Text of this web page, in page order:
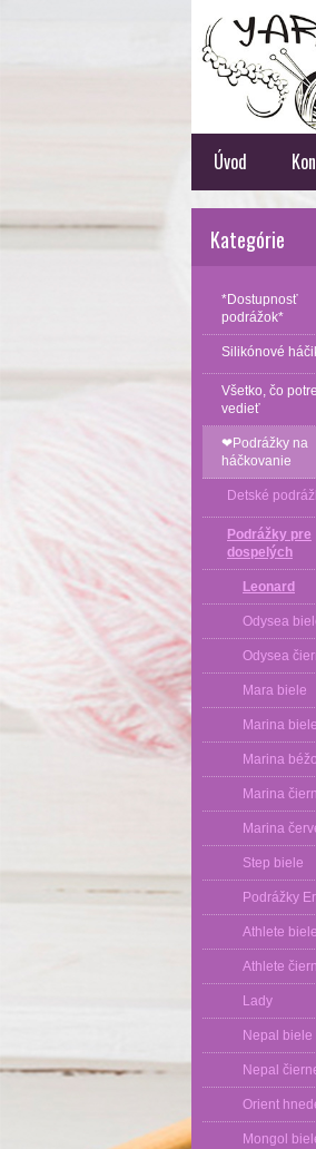
Úvod
Kategórie
*Dostupnosť
podrážok*
Silikónové
Všetko, čo
vedieť
❤Podrážky na
háčkovanie
Detské
Podrážky pre
dospelých
Leonard
Odysea
Odysea
Mara biele
Marina biele
Marina
Marina
Marina
Step biele
Podrážky
Athlete biele
Athlete
Lady
Nepal biele
Nepal
Orient
Mongol